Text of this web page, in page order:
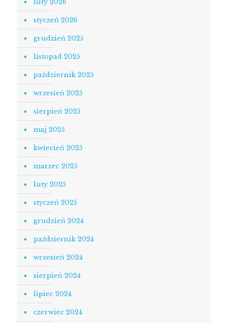
luty 2026
styczeń 2026
grudzień 2025
listopad 2025
październik 2025
wrzesień 2025
sierpień 2025
maj 2025
kwiecień 2025
marzec 2025
luty 2025
styczeń 2025
grudzień 2024
październik 2024
wrzesień 2024
sierpień 2024
lipiec 2024
czerwiec 2024